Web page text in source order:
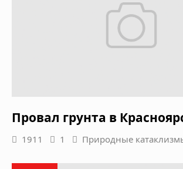
Провал грунта в
1911 1 Природные